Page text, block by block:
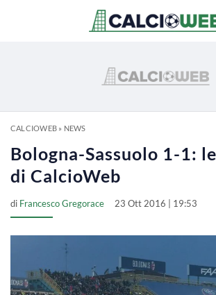
CALCIOWEB» NEWS
Bologna-Sassuolo 1-1:
di CalcioWeb
di Francesco Gregorace 23 Ott 2016 | 19:53